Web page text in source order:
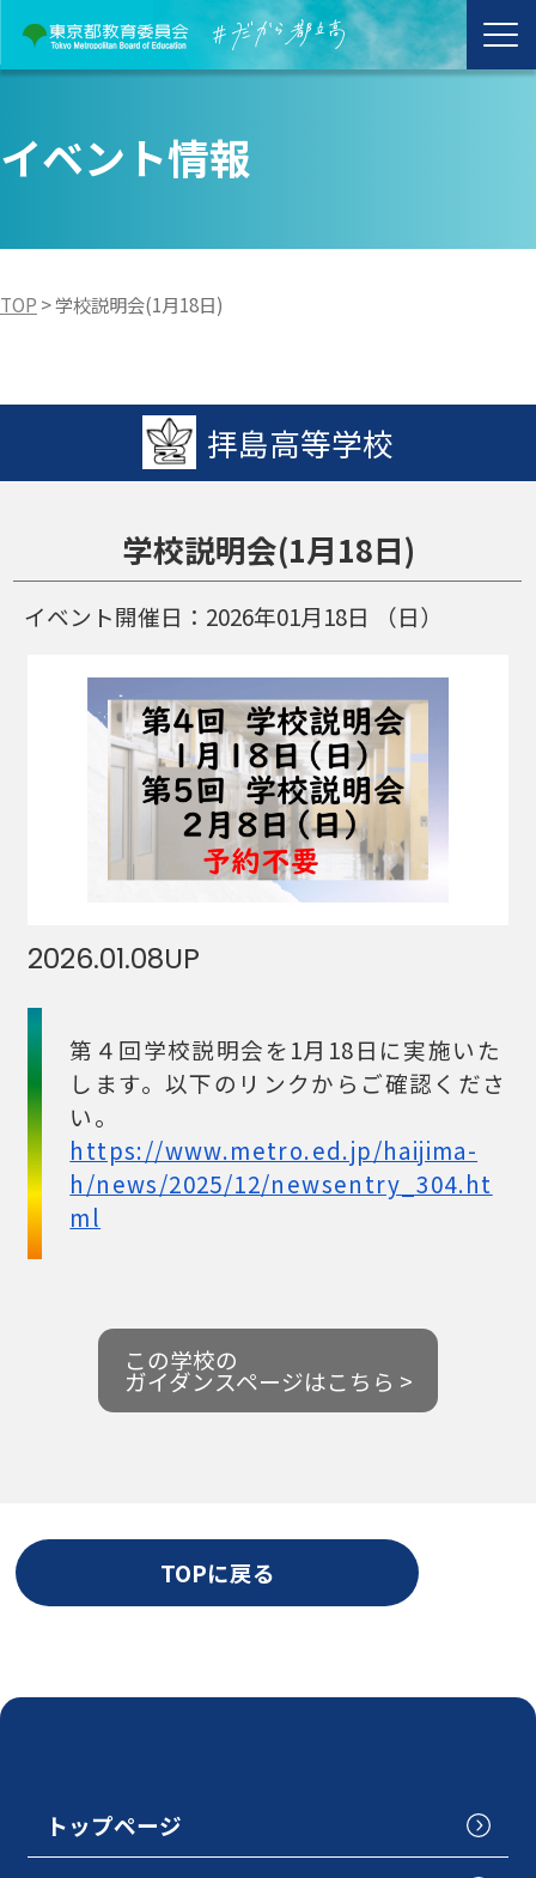
イベント情報
TOP >学校説明会(1月18日)
拝島高等学校
学校説明会(1月18日)
イベント開催日： 2026年01月18日 （日）
2026.01.08UP
第４回学校説明会を1月18日に実施いた
します。以下のリンクからご確認くださ
い。
https://www.metro.ed.jp/haijima-
h/news/2025/12/newsentry_304.ht
ml
この学校の
ガイダンスページはこちら >
TOPに戻る
トップページ